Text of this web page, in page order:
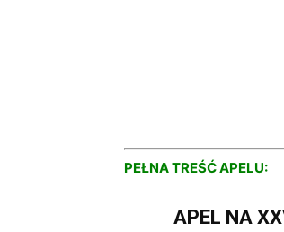
PEŁNA TREŚĆ APELU:
APEL NA